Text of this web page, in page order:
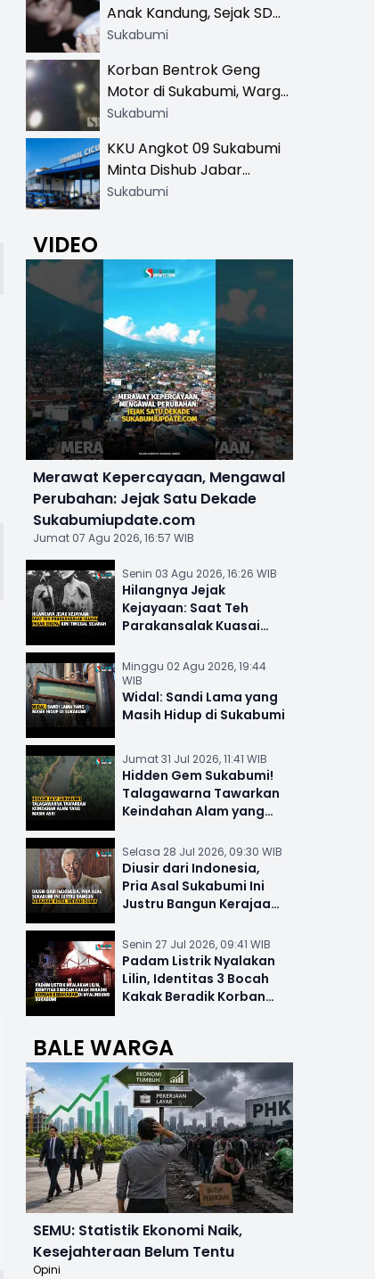
Anak Kandung, Sejak SD
Hingga SMA
Sukabumi
Korban Bentrok Geng
Motor di Sukabumi, Warga
dan Sopir Tangki
Sukabumi
KKU Angkot 09 Sukabumi
Minta Dishub Jabar
Tertibkan Trayek Ciawi-
Sukabumi
VIDEO
Merawat Kepercayaan, Mengawal
Perubahan: Jejak Satu Dekade
Sukabumiupdate.com
Jumat 07 Agu 2026, 16:57 WIB
Senin 03 Agu 2026, 16:26 WIB
Hilangnya Jejak
Kejayaan: Saat Teh
Parakansalak Kuasai
Sejarah
Minggu 02 Agu 2026, 19:44
WIB
Widal: Sandi Lama yang
Masih Hidup di Sukabumi
Jumat 31 Jul 2026, 11:41 WIB
Hidden Gem Sukabumi!
Talagawarna Tawarkan
Keindahan Alam yang
Selasa 28 Jul 2026, 09:30 WIB
Diusir dari Indonesia,
Pria Asal Sukabumi Ini
Justru Bangun Kerajaan
Senin 27 Jul 2026, 09:41 WIB
Padam Listrik Nyalakan
Lilin, Identitas 3 Bocah
Kakak Beradik Korban
BALE WARGA
SEMU: Statistik Ekonomi Naik,
Kesejahteraan Belum Tentu
Opini